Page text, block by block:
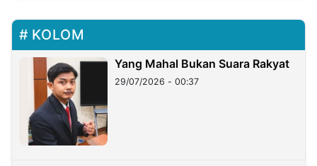
KOLOM
Yang Mahal Bukan Suara Rakyat
29/07/2026 - 00:37